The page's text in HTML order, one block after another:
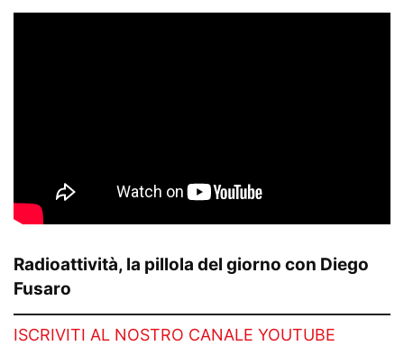
Radioattività, la pillola del giorno con Diego
Fusaro
ISCRIVITI AL NOSTRO CANALE YOUTUBE